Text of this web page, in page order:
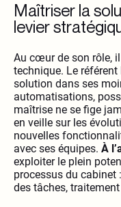
Maîtriser la
levier
Au cœur de son rôle,
technique. Le référent
solution dans ses
automatisations,
maîtrise ne se fige
en veille sur les
nouvelles
avec ses équipes. À
exploiter le plein
processus du
des tâches,